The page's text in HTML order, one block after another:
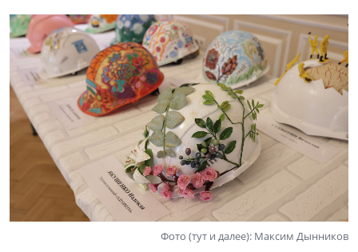
Фото (тут и далее): Максим Дынников